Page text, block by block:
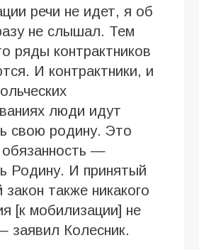
речи не идет, я об
не слышал. Тем
ряды контрактников
И контрактники, и
люди идут
свою родину. Это
обязанность —
Родину. И принятый
также никакого
[к мобилизации] не
заявил Колесник.